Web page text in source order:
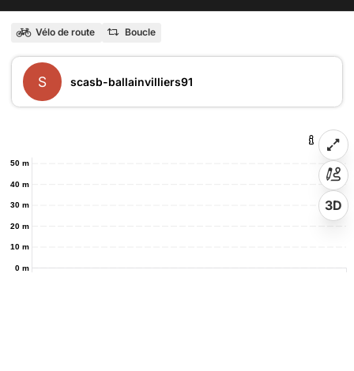
Vélo de route Boucle
S scasb-ballainvilliers91
0 m
10 m
20 m
30 m
40 m
50 m
3D